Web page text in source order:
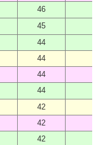
46
45
44
44
44
44
42
42
42